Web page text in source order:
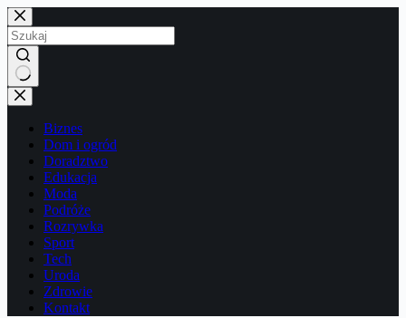
Przejdź
do
treści
Brak
wyników
Biznes
Dom i ogród
Doradztwo
Edukacja
Moda
Podróże
Rozrywka
Sport
Tech
Uroda
Zdrowie
Kontakt